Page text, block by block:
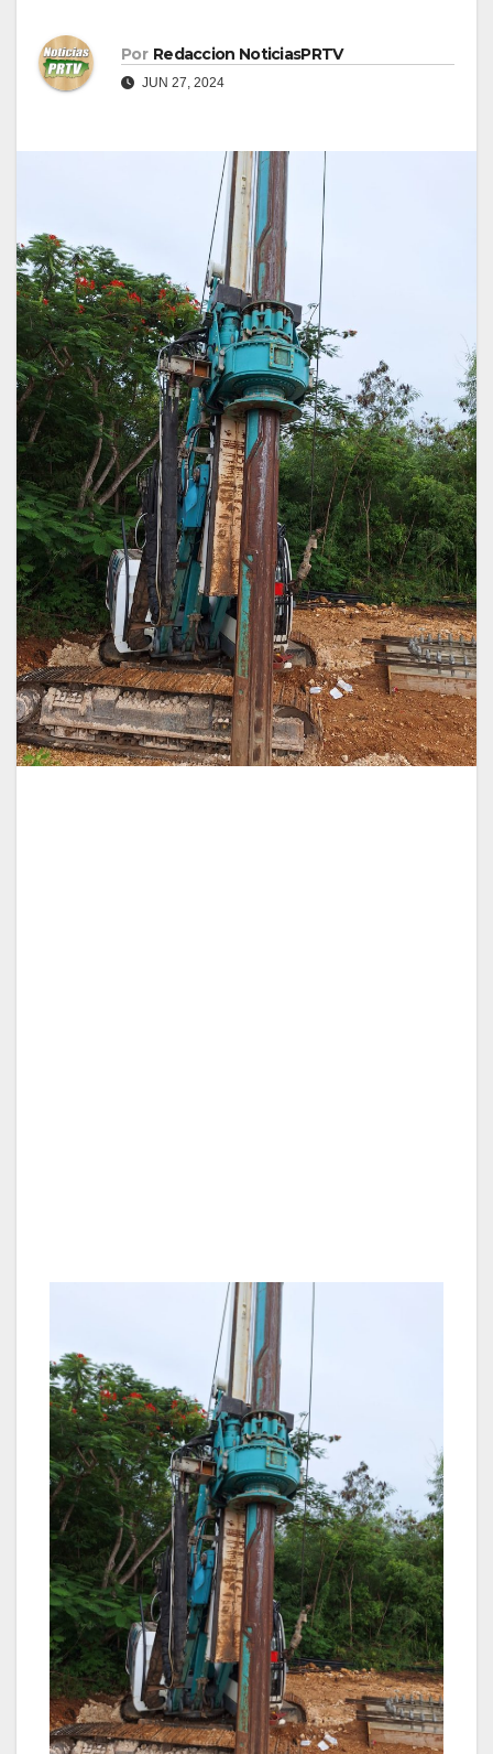
Por Redaccion NoticiasPRTV
JUN 27, 2024